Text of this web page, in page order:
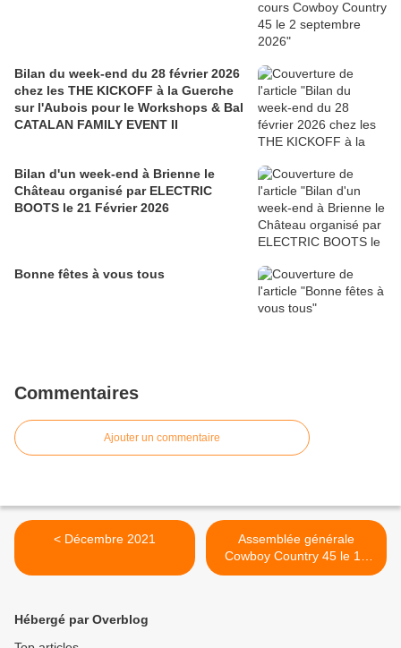
Bilan du week-end du 28 février 2026
chez les THE KICKOFF à la Guerche
sur l'Aubois pour le Workshops & Bal
CATALAN FAMILY EVENT II
Bilan d'un week-end à Brienne le
Château organisé par ELECTRIC
BOOTS le 21 Février 2026
Bonne fêtes à vous tous
Commentaires
Ajouter un commentaire
< Décembre 2021
Assemblée générale
Cowboy Country 45 le 11
octobre 2021 à 19h au
Hébergé par Overblog